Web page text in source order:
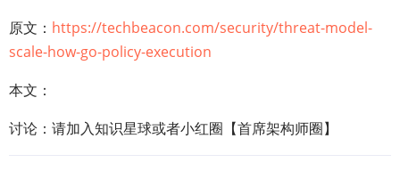
原文： https://techbeacon.com/security/threat-model-
scale-how-go-policy-execution
本文：
讨论：请加入知识星球或者小红圈【首席架构师圈】